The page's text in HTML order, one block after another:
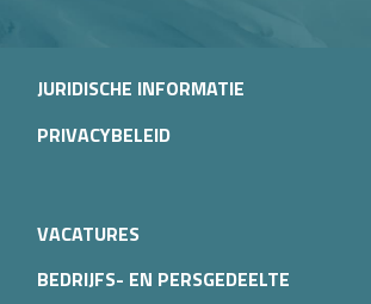
JURIDISCHE INFORMATIE
PRIVACYBELEID
VACATURES
BEDRIJFS- EN PERSGEDEELTE